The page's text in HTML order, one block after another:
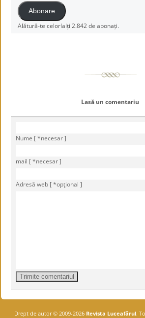
Abonare
Alătură-te celorlalți 2.842 de abonați.
Lasă un comentariu
Nume [ *necesar ]
mail [ *necesar ]
Adresă web [ *opţional ]
Drept de autor © 2009-2026 Revista Luceafărul.